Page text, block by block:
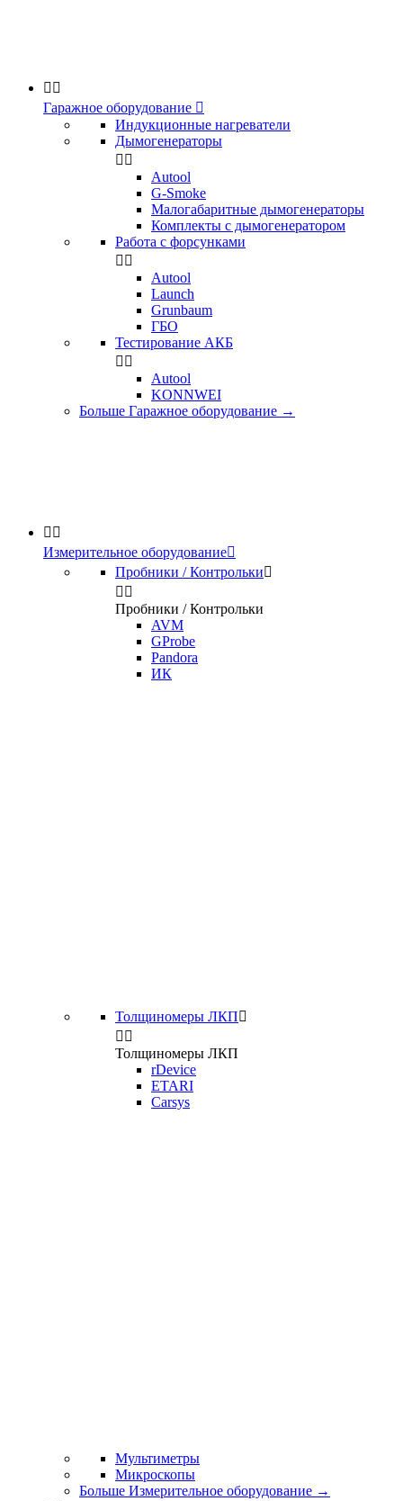
 
Гаражное оборудование 
Индукционные нагреватели
Дымогенераторы
 
Аutool
G-Smoke
Малогабаритные дымогенераторы
Комплекты с дымогенератором
Работа с форсунками
 
Autool
Launch
Grunbaum
ГБО
Тестирование АКБ
 
Autool
KONNWEI
Больше Гаражное оборудование →
 
Измерительное оборудование
Пробники / Контрольки
 
Пробники / Контрольки
AVM
GProbe
Pandora
ИК
Толщиномеры ЛКП
 
Толщиномеры ЛКП
rDevice
ETARI
Carsys
Мультиметры
Микроскопы
Больше Измерительное оборудование →